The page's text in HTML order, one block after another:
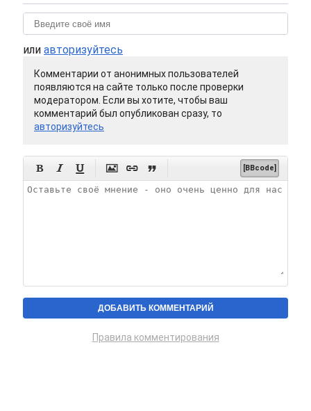
или авторизуйтесь
Комментарии от анонимных пользователей
появляются на сайте только после проверки
модератором. Если вы хотите, чтобы ваш
комментарий был опубликован сразу, то
авторизуйтесь
      [BBcode]
Правила комментирования